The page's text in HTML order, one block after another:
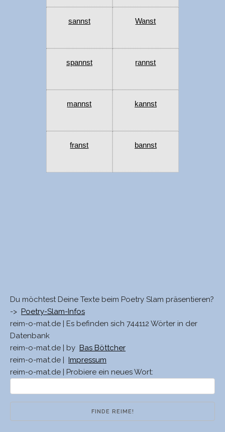
sannst Wanst
spannst rannst
mannst kannst
franst bannst
Du möchtest Deine Texte beim Poetry Slam präsentieren?
-> Poetry-Slam-Infos
reim-o-mat.de | Es befinden sich 744112 Wörter in der
Datenbank
reim-o-mat.de | by Bas Böttcher
reim-o-mat.de |
Impressum
reim-o-mat.de | Probiere ein neues Wort: